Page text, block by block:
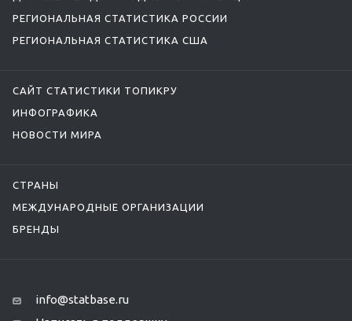
РЕГИОНАЛЬНАЯ СТАТИСТИКА РОССИИ
РЕГИОНАЛЬНАЯ СТАТИСТИКА США
САЙТ СТАТИСТИКИ ТОПИКРУ
ИНФОГРАФИКА
НОВОСТИ МИРА
СТРАНЫ
МЕЖДУНАРОДНЫЕ ОРГАНИЗАЦИИ
БРЕНДЫ
info@statbase.ru